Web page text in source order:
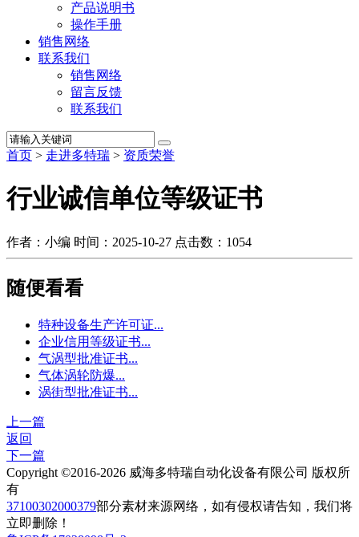
产品说明书
操作手册
销售网络
联系我们
销售网络
留言反馈
联系我们
首页 > 走进多特瑞 > 资质荣誉
行业诚信单位等级证书
作者：小编 时间：2025-10-27 点击数： 1054
随便看看
特种设备生产许可证...
企业信用等级证书...
气涡型批准证书...
气体涡轮防爆...
涡街型批准证书...
上一篇
返回
下一篇
Copyright ©2016-2026 威海多特瑞自动化设备有限公司 版权所
有
37100302000379部分素材来源网络，如有侵权请告知，我们将
立即删除！